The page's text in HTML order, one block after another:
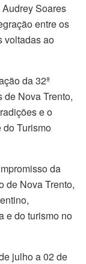
Soares
entre os
voltadas ao
da 32ª
de Nova Trento,
e o
Turismo
da
de Nova Trento,
e do turismo no
julho a 02 de